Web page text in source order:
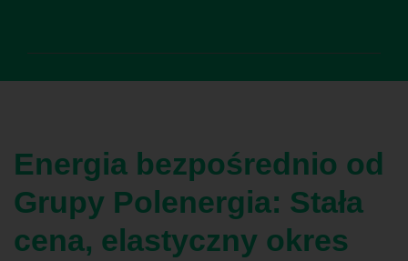
Energia bezpośrednio od
Grupy Polenergia: Stała
cena, elastyczny okres